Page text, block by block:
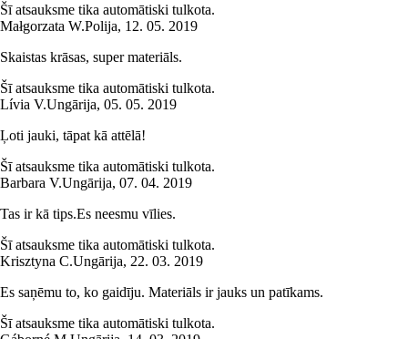
Šī atsauksme tika automātiski tulkota.
Małgorzata W.Polija, 12. 05. 2019
Skaistas krāsas, super materiāls.
Šī atsauksme tika automātiski tulkota.
Lívia V.Ungārija, 05. 05. 2019
Ļoti jauki, tāpat kā attēlā!
Šī atsauksme tika automātiski tulkota.
Barbara V.Ungārija, 07. 04. 2019
Tas ir kā tips.Es neesmu vīlies.
Šī atsauksme tika automātiski tulkota.
Krisztyna C.Ungārija, 22. 03. 2019
Es saņēmu to, ko gaidīju. Materiāls ir jauks un patīkams.
Šī atsauksme tika automātiski tulkota.